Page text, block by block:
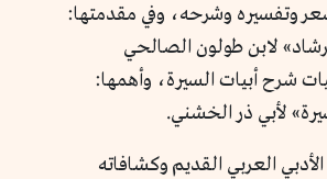
وتفسيره وشرحه، وفي مقدمتها:
لابن طولون الصالحي
شرح أبيات السيرة، وأهمها:
لأبي ذر الخشني.
العربي القديم وكشافاته